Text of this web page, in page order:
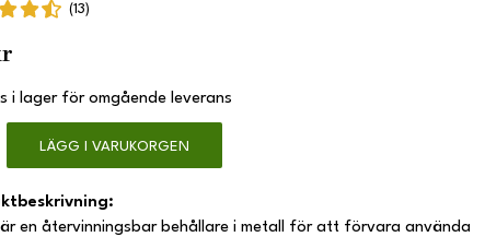
(13)
i lager för omgående leverans
LÄGG I VARUKORGEN
en återvinningsbar behållare i metall för att förvara använda